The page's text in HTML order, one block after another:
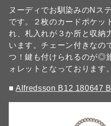
ヌーディでお馴染みのNス
です。２枚のカードポケッ
れ、札入れが３か所と収納
います。チェーン付きなの
つ！鍵も付けられるのが◎
ォレットとなっております。
■Alfredsson B12 180647